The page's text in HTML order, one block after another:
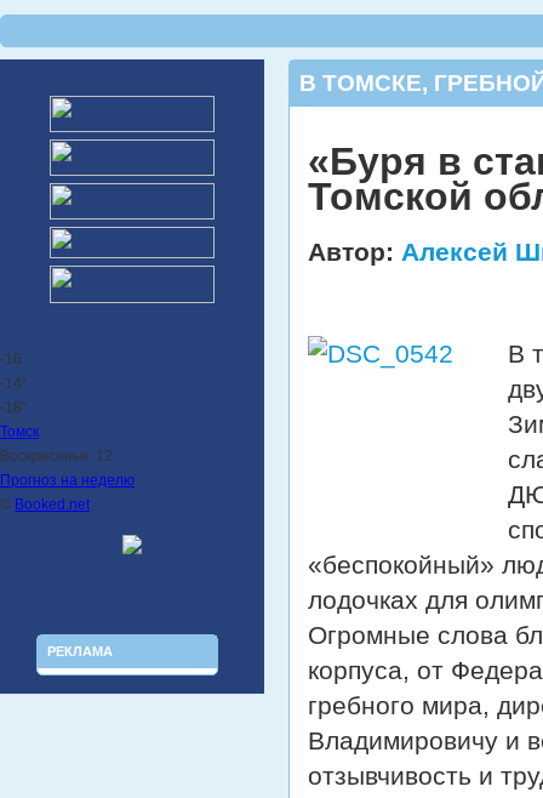
-16
-14°
-18°
Томск
Воскресенье, 12
Прогноз на неделю
© Booked.net
РЕКЛАМА
В ТОМСКЕ,
«Буря в
Томской
Автор: Алексей
В
«беспокойный»
лодочках для
Огромные слова
корпуса, от
гребного мира,
Владимировичу и
отзывчивость и